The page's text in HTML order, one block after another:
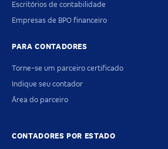
Escritórios de contabilidade
Empresas de BPO financeiro
PARA CONTADORES
Torne-se um parceiro certificado
Indique seu contador
Área do parceiro
CONTADORES POR ESTADO